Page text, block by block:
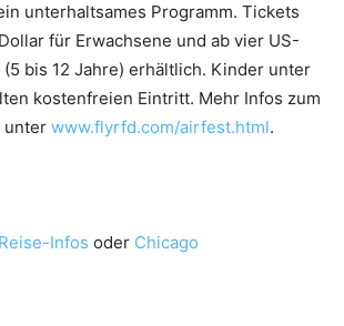
unterhaltsames Programm. Tickets
für Erwachsene und ab vier US-
bis 12 Jahre) erhältlich. Kinder unter
kostenfreien Eintritt. Mehr Infos zum
unter www.flyrfd.com/airfest.html.
Infos oder Chicago